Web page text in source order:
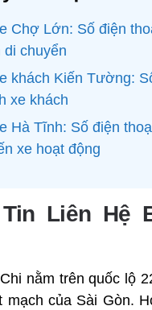
Chợ Lớn: Số điện
di chuyển
khách Kiến Tường:
xe khách
Hà Tĩnh: Số điện
xe hoạt động
Liên Hệ
nằm trên quốc lộ
mạch của Sài Gòn.